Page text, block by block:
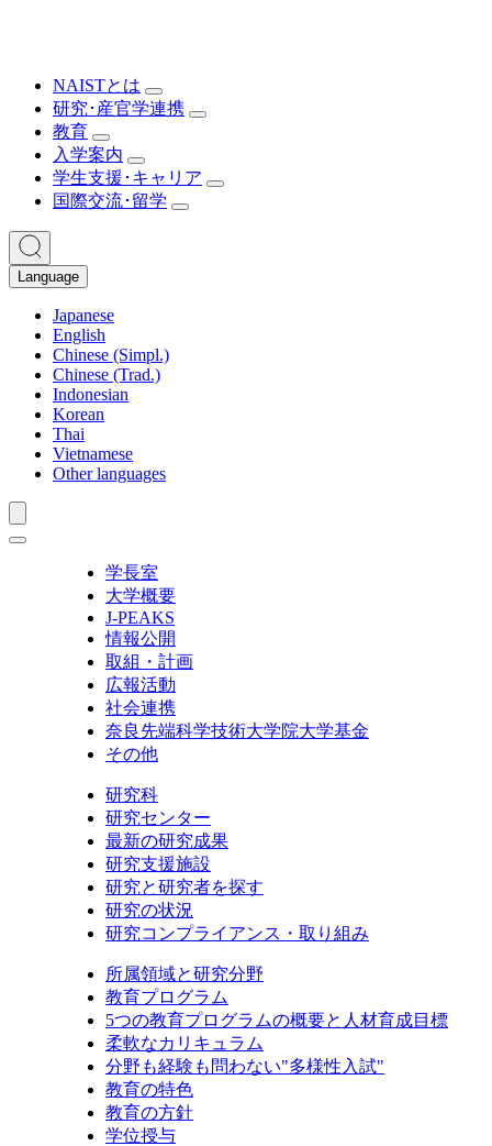
NAISTとは
研究･産官学連携
教育
入学案内
学生支援･キャリア
国際交流･留学
Language
Japanese
English
Chinese (Simpl.)
Chinese (Trad.)
Indonesian
Korean
Thai
Vietnamese
Other languages
学長室
大学概要
J-PEAKS
情報公開
取組・計画
広報活動
社会連携
奈良先端科学技術大学院大学基金
その他
研究科
研究センター
最新の研究成果
研究支援施設
研究と研究者を探す
研究の状況
研究コンプライアンス・取り組み
所属領域と研究分野
教育プログラム
5つの教育プログラムの概要と人材育成目標
柔軟なカリキュラム
分野も経験も問わない"多様性入試"
教育の特色
教育の方針
学位授与